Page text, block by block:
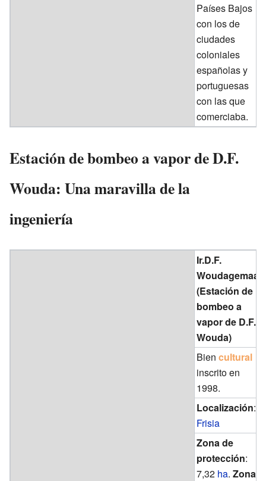
Países Bajos
con los de
ciudades
coloniales
españolas y
portuguesas
con las que
comerciaba.
Estación de bombeo a vapor de D.F.
Wouda: Una maravilla de la
ingeniería
Ir.D.F.
Woudagemaal
(Estación de
bombeo a
vapor de D.F.
Wouda)
Biencultural
inscrito en
1998.
Localización:
Frisia
Zona de
protección:
7,32 ha.Zona